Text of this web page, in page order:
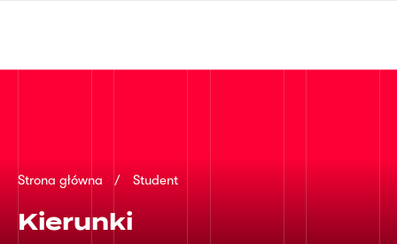
Ścieżka
nawigacyjna
Strona główna Student
Kierunki